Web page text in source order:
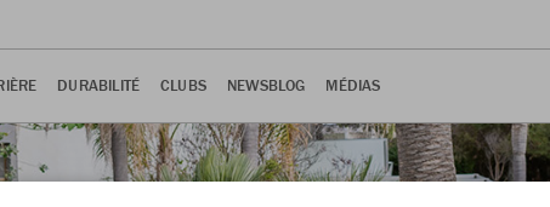
DURABILITÉ CLUBS NEWSBLOG MÉDIAS